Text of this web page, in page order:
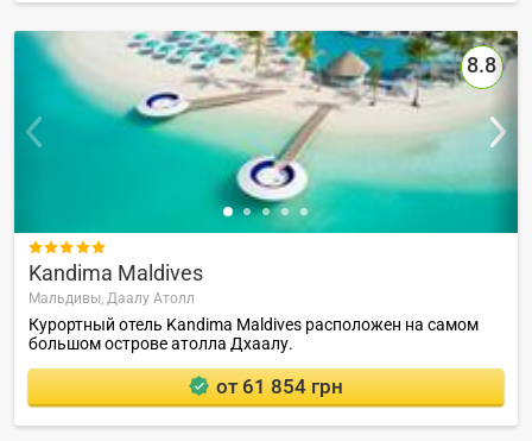
8.8

Kandima Maldives
Мальдивы, Даалу Атолл
Курортный отель Kandima Maldives расположен на самом
большом острове атолла Дхаалу.
от 61 854 грн